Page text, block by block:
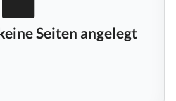
Seiten angelegt